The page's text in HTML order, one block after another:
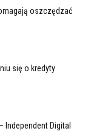
oszczędzać
się o kredyty
Independent Digital